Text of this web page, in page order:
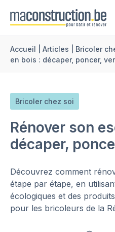
Accueil Articles Bricoler
en bois : décaper, poncer,
Bricoler chez soi
Rénover son
décaper,
Découvrez comment
étape par étape, en
écologiques et des
pour les bricoleurs de la